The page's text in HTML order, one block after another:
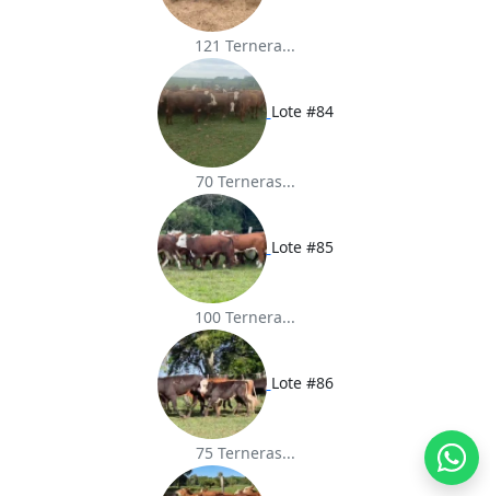
121 Ternera...
Lote #84
70 Terneras...
Lote #85
100 Ternera...
Lote #86
75 Terneras...